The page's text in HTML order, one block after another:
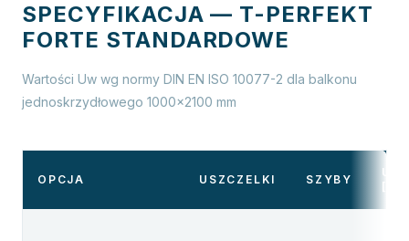
SPECYFIKACJA — T-PERFEKT
FORTE STANDARDOWE
Wartości Uw wg normy DIN EN ISO 10077-2 dla balkonu
jednoskrzydłowego 1000×2100 mm
OPCJA USZCZELKI SZYBY
UW